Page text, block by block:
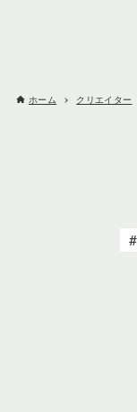
ホーム クリエイター